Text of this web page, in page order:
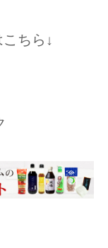
ちら↓